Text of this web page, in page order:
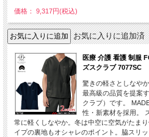
価格： 9,317円(税込)
お気に入りに追加済
医療 介護 看護 制服
ズスクラブ 7077SC
驚きの軽さとしなや
最高級の品質を提案
クラブ）です。
性・新素材を採用。
常に軽くしなやか。冬は中空に空気がたま
イプの裏地もオシャレのポイント。脇スリ